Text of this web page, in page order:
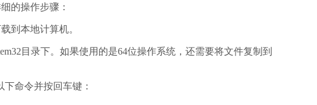
的操作步骤：
到本地计算机。
目录下。如果使用的是64位操作系统，还需要将文件复制到
命令并按回车键：